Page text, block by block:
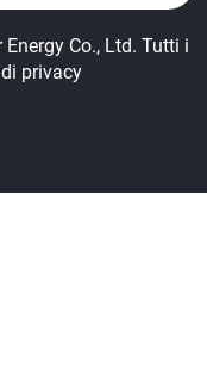
Co., Ltd. Tutti i
privacy